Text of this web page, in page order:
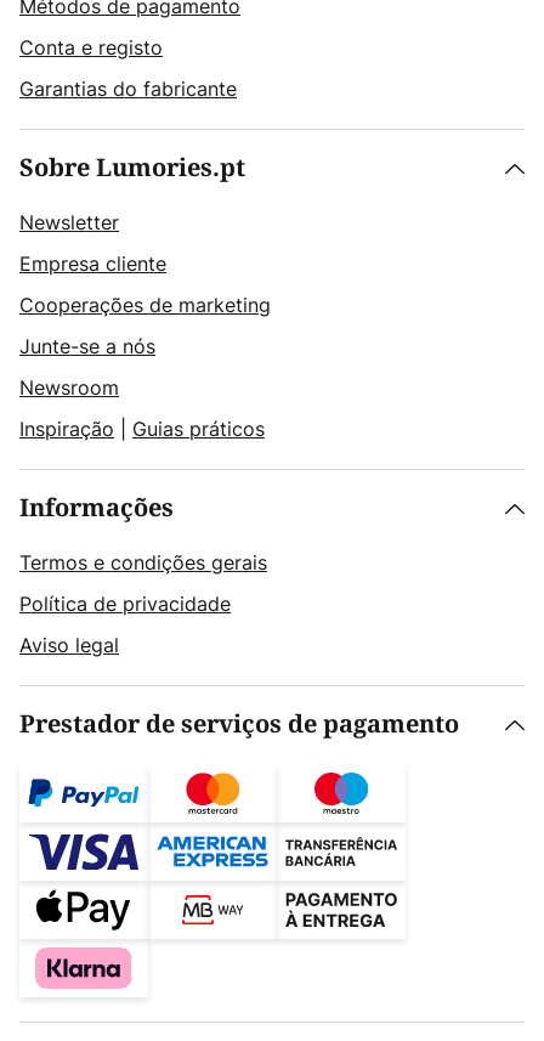
Métodos de pagamento
Conta e registo
Garantias do fabricante
Sobre Lumories.pt
Newsletter
Empresa cliente
Cooperações de marketing
Junte-se a nós
Newsroom
Inspiração
Guias práticos
Informações
Termos e condições gerais
Política de privacidade
Aviso legal
Prestador de serviços de pagamento